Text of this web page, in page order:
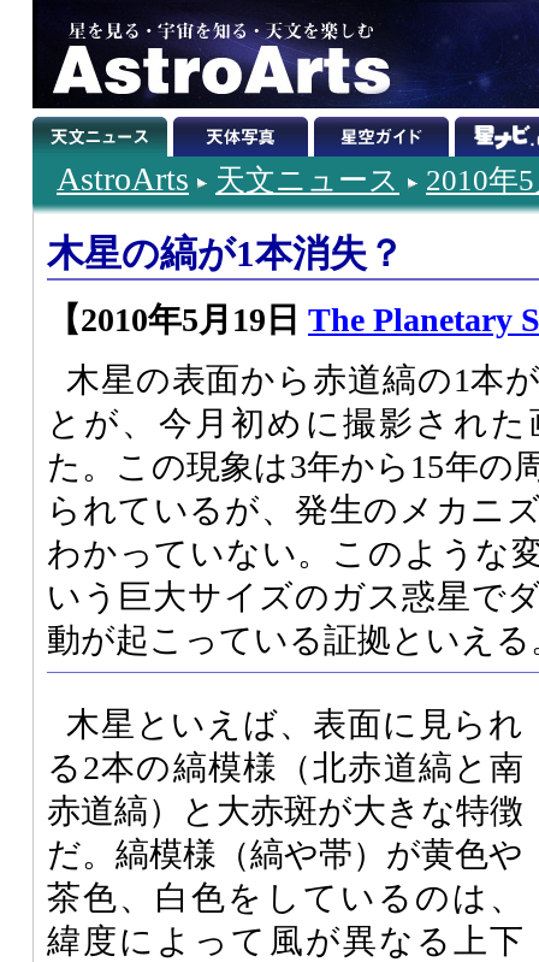
AstroArts 天文ニュース 2010年
木星の縞が1本消失？
【2010年5月19日 The Planetary
木星の表面から赤道縞の1本
とが、今月初めに撮影され
た。この現象は3年から15年の
られているが、発生のメカニ
わかっていない。このような
いう巨大サイズのガス惑星で
動が起こっている証拠といえる
木星といえば、表面に見られ
る2本の縞模様（北赤道縞と南
赤道縞）と大赤斑が大きな特徴
だ。縞模様（縞や帯）が黄色や
茶色、白色をしているのは、
緯度によって風が異なる上下